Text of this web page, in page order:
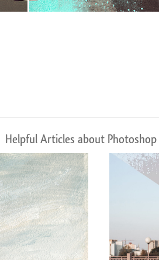
Helpful Articles about Photoshop